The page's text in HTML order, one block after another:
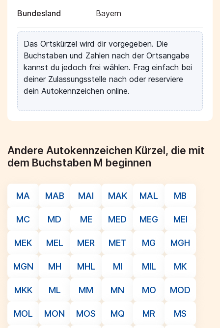
Bundesland Bayern
Das Ortskürzel wird dir vorgegeben. Die
Buchstaben und Zahlen nach der Ortsangabe
kannst du jedoch frei wählen. Frag einfach bei
deiner Zulassungsstelle nach oder reserviere
dein Autokennzeichen online.
Andere Autokennzeichen Kürzel, die mit
dem Buchstaben M beginnen
MA MAB MAI MAK MAL MB
MC MD ME MED MEG MEI
MEK MEL MER MET MG MGH
MGN MH MHL MI MIL MK
MKK ML MM MN MO MOD
MOL MON MOS MQ MR MS